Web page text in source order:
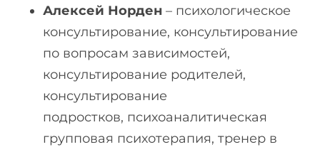
Алексей Норден – психологическое
консультирование, консультирование
по вопросам зависимостей,
консультирование родителей,
консультирование
подростков, психоаналитическая
групповая психотерапия, тренер в